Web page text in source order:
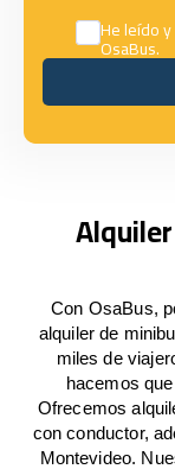
He leído
OsaBus.
Con OsaBus,
alquiler de
miles de
hacemos
Ofrecemos
con conductor,
Montevideo.